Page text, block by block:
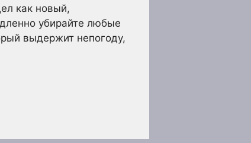
как новый,
убирайте любые
выдержит непогоду,